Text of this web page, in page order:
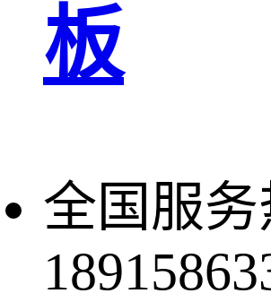
板
全国服